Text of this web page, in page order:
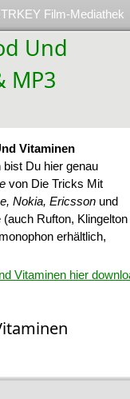
Film-Mediathek
Und
MP3
Vitaminen
bist Du hier genau
von Die Tricks Mit
Nokia, Ericsson und
Rufton, Klingelton
erhältlich,
Vitaminen hier